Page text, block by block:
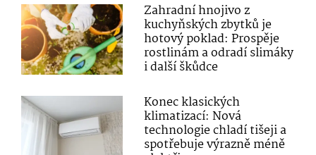
Zahradní hnojivo z
kuchyňských zbytků je
hotový poklad: Prospěje
rostlinám a odradí slimáky
i další škůdce
Konec klasických
klimatizací: Nová
technologie chladí tišeji a
spotřebuje výrazně méně